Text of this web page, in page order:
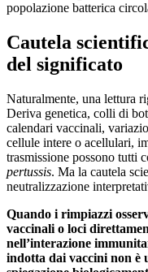
popolazione batterica
Cautela
del significato
Naturalmente, una lettura
Deriva genetica, colli di
calendari vaccinali,
cellule intere o acellulari,
trasmissione possono tutti
pertussis. Ma la cautela
neutralizzazione
Quando i rimpiazzi
vaccinali o loci
nell’interazione
indotta dai vaccini non è